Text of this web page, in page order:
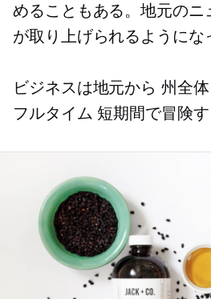
めることもある。地元のニ
が取り上げられるようにな
ビジネスは地元から 州全体
フルタイム 短期間で冒険す